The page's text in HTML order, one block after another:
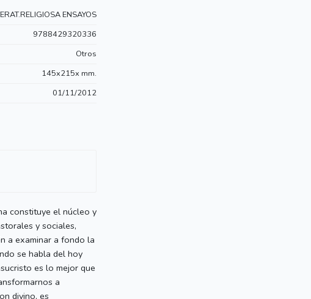
ENSAYOS
9788429320336
Otros
145x215x mm.
01/11/2012
constituye el núcleo y
y sociales,
a examinar a fondo la
se habla del hoy
es lo mejor que
a
divino, es